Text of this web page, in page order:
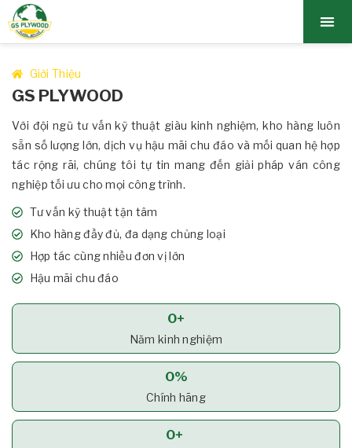
Giới Thiệu
GS PLYWOOD
Với đội ngũ tư vấn kỹ thuật giàu kinh nghiệm, kho hàng luôn
sẵn số lượng lớn, dịch vụ hậu mãi chu đáo và mối quan hệ hợp
tác rộng rãi, chúng tôi tự tin mang đến giải pháp ván công
nghiệp tối ưu cho mọi công trình.
Tư vấn kỹ thuật tận tâm
Kho hàng đầy đủ, đa dạng chủng loại
Hợp tác cùng nhiều đơn vị lớn
Hậu mãi chu đáo
0+
Năm kinh nghiệm
0%
Chính hãng
0+